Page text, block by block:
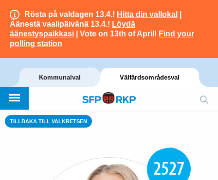
Rösta på valdagen 13.4.! Hitta din vallokal
Äänestä vaalipäivänä 13.4.! Löydä
äänestyspaikkasi | Vote on 13th of April! Find your
polling station
Kommunalval Välfärdsområdesval
TILLBAKA TILL VALKRETSEN
2527